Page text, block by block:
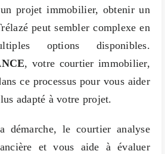
projet immobilier, obtenir un
peut sembler complexe en
options disponibles.
, votre courtier immobilier,
ce processus pour vous aider
adapté à votre projet.
démarche, le courtier analyse
et vous aide à évaluer